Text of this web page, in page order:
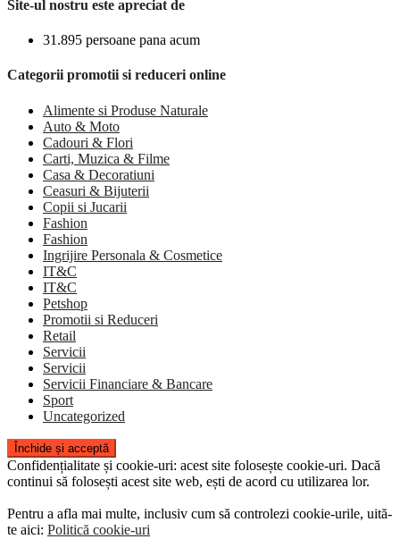
Site-ul nostru este apreciat de
31.895 persoane pana acum
Categorii promotii si reduceri online
Alimente si Produse Naturale
Auto & Moto
Cadouri & Flori
Carti, Muzica & Filme
Casa & Decoratiuni
Ceasuri & Bijuterii
Copii si Jucarii
Fashion
Fashion
Ingrijire Personala & Cosmetice
IT&C
IT&C
Petshop
Promotii si Reduceri
Retail
Servicii
Servicii
Servicii Financiare & Bancare
Sport
Uncategorized
Confidențialitate și cookie-uri: acest site folosește cookie-uri. Dacă
continui să folosești acest site web, ești de acord cu utilizarea lor.
Pentru a afla mai multe, inclusiv cum să controlezi cookie-urile, uită-
te aici: Politică cookie-uri